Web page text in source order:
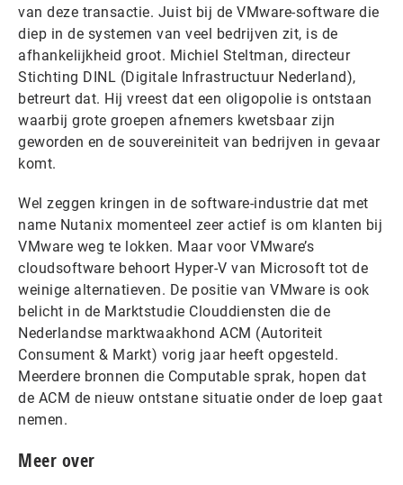
van deze transactie. Juist bij de VMware-software die
diep in de systemen van veel bedrijven zit, is de
afhankelijkheid groot. Michiel Steltman, directeur
Stichting DINL (Digitale Infrastructuur Nederland),
betreurt dat. Hij vreest dat een oligopolie is ontstaan
waarbij grote groepen afnemers kwetsbaar zijn
geworden en de souvereiniteit van bedrijven in gevaar
komt.
Wel zeggen kringen in de software-industrie dat met
name Nutanix momenteel zeer actief is om klanten bij
VMware weg te lokken. Maar voor VMware’s
cloudsoftware behoort Hyper-V van Microsoft tot de
weinige alternatieven. De positie van VMware is ook
belicht in de Marktstudie Clouddiensten die de
Nederlandse marktwaakhond ACM (Autoriteit
Consument & Markt) vorig jaar heeft opgesteld.
Meerdere bronnen die Computable sprak, hopen dat
de ACM de nieuw ontstane situatie onder de loep gaat
nemen.
Meer over